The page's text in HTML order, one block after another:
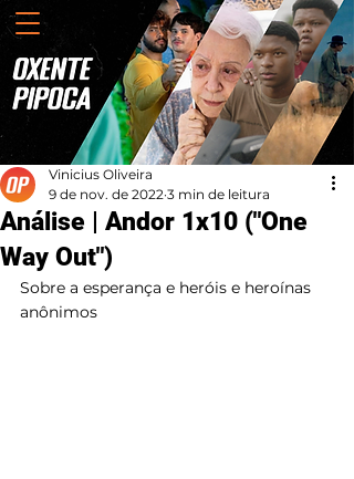
Análise | Andor 1x10 ("One
Way Out")
Vinicius Oliveira
9 de nov. de 2022 3 min de leitura
Sobre a esperança e heróis e heroínas
anônimos